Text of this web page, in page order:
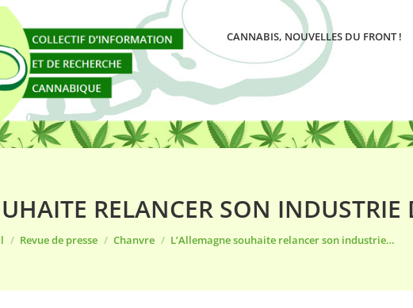
CANNABIS, NOUVELLES DU FRONT !
RELANCER SON INDUSTRIE
Revue de presse Chanvre L’Allemagne souhaite relancer son industrie…